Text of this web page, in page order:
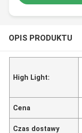
OPIS PRODUKTU
High Light:
Cena
Czas dostawy